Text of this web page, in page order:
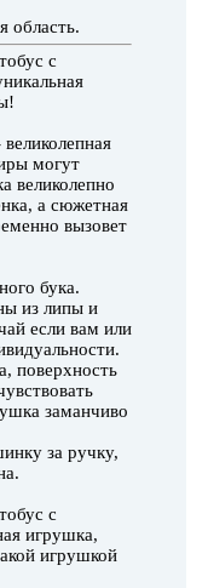
область.
с
могут
великолепно
а сюжетная
вызовет
бука.
из липы и
если вам или
поверхность
заманчиво
за ручку,
с
игрушка,
игрушкой